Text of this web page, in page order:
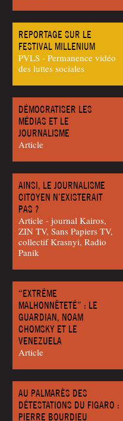
REPORTAGE SUR LE
FESTIVAL MILLENIUM
PVLS - Permanence vidéo
des luttes sociales
DÉMOCRATISER LES
MÉDIAS ET LE
JOURNALISME
Article
AINSI, LE JOURNALISME
CITOYEN N’EXISTERAIT
PAS ?
Article - jour­nal Kai­ros,
ZIN TV, Sans Papiers TV,
col­lec­tif Kras­nyi, Radio
Panik
“EXTRÊME
MALHONNÊTETÉ” : LE
GUARDIAN, NOAM
CHOMSKY ET LE
VENEZUELA
Article
AU PALMARÈS DES
DÉTESTATIONS DU FIGARO :
PIERRE BOURDIEU